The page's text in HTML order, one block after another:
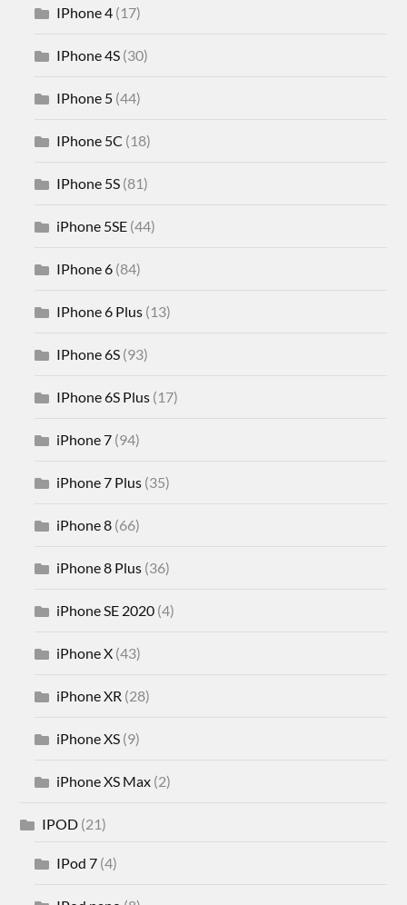
IPhone 4 (17)
IPhone 4S (30)
IPhone 5 (44)
IPhone 5C (18)
IPhone 5S (81)
iPhone 5SE (44)
IPhone 6 (84)
IPhone 6 Plus (13)
IPhone 6S (93)
IPhone 6S Plus (17)
iPhone 7 (94)
iPhone 7 Plus (35)
iPhone 8 (66)
iPhone 8 Plus (36)
iPhone SE 2020 (4)
iPhone X (43)
iPhone XR (28)
iPhone XS (9)
iPhone XS Max (2)
IPOD (21)
IPod 7 (4)